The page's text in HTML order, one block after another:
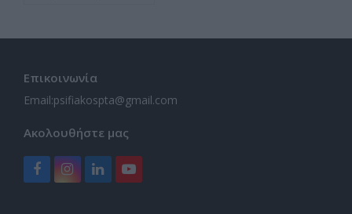
Επικοινωνία
Email:psifiakospta@gmail.com
Ακολουθήστε μας
Facebook
Instagram
LinkedInYouTube